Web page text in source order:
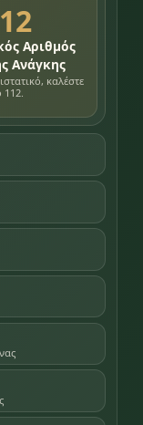
Αριθμός
Ανάγκης
καλέστε
112.